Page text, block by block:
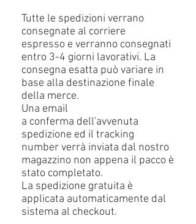
Tutte le spedizioni verrano
consegnate al corriere
espresso e verranno consegnati
entro 3-4 giorni lavorativi. La
consegna esatta può variare in
base alla destinazione finale
della merce.
Una email
a conferma dell'avvenuta
spedizione ed il tracking
number verrà inviata dal nostro
magazzino non appena il pacco è
stato completato.
La spedizione gratuita è
applicata automaticamente dal
sistema al checkout.